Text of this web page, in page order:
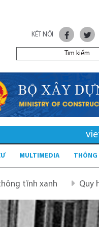
KẾT NỐI
MULTIMEDIA THÔNG
Quy hoạch Hà